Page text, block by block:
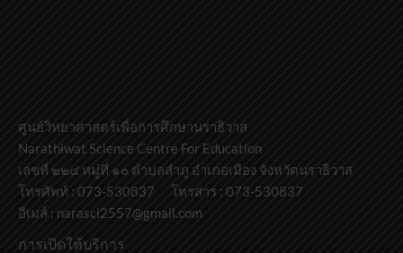
ศูนย์วิทยาศาสตร์เพื่อการศึกษานราธิวาส
Narathiwat Science Centre For Education
เลขที่ ๒๒๔ หมู่ที่ ๑๐ ตำบลลำภู อำเภอเมือง จังหวัดนราธิวาส
โทรศัพท์ : 073-530837 โทรสาร : 073-530837
อีเมล์ : narasci2557@gmail.com
การเปิดให้บริการ